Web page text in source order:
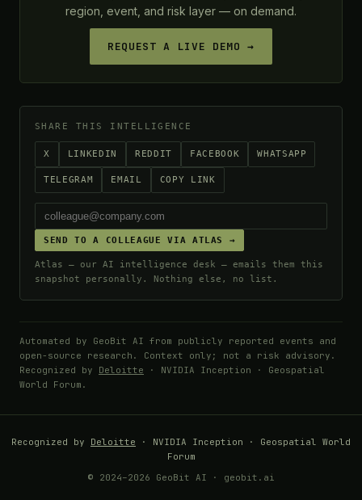
region, event, and risk layer — on demand.
REQUEST A LIVE DEMO →
SHARE THIS INTELLIGENCE
X LINKEDIN REDDIT FACEBOOK WHATSAPP
TELEGRAM EMAIL COPY LINK
SEND TO A COLLEAGUE VIA ATLAS →
Atlas — our AI intelligence desk — emails them this
snapshot personally. Nothing else, no list.
Automated by GeoBit AI from publicly reported events and
open-source research. Context only; not a risk advisory.
Recognized by Deloitte · NVIDIA Inception · Geospatial
World Forum.
Recognized by Deloitte · NVIDIA Inception · Geospatial World
Forum
© 2024–2026 GeoBit AI · geobit.ai